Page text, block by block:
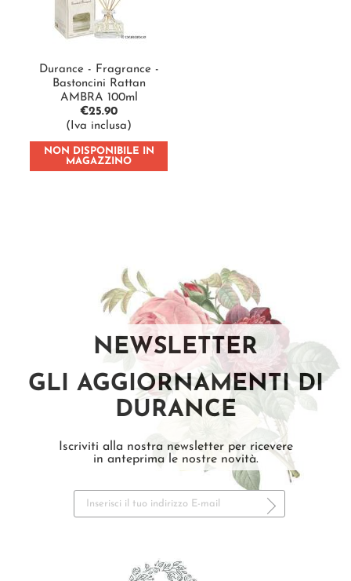
Durance - Fragrance -
Bastoncini Rattan
AMBRA 100ml
€25.90
(Iva inclusa)
NON DISPONIBILE IN
MAGAZZINO
NEWSLETTER
GLI AGGIORNAMENTI DI
DURANCE
Iscriviti alla nostra newsletter per ricevere
in anteprima le nostre novità.